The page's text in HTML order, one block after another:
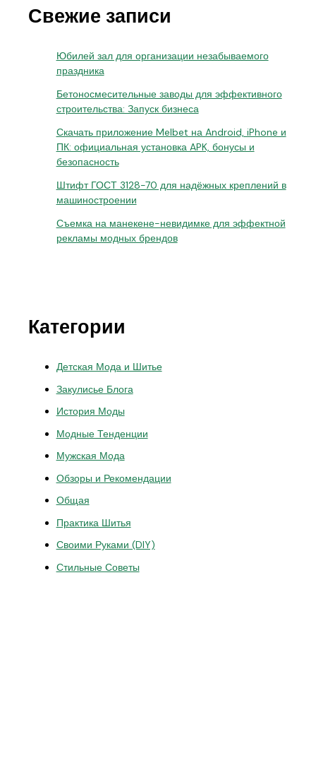
Свежие записи
Юбилей зал для организации незабываемого
праздника
Бетоносмесительные заводы для эффективного
строительства: Запуск бизнеса
Скачать приложение Melbet на Android, iPhone и
ПК: официальная установка APK, бонусы и
безопасность
Штифт ГОСТ 3128-70 для надёжных креплений в
машиностроении
Съемка на манекене-невидимке для эффектной
рекламы модных брендов
Категории
Детская Мода и Шитье
Закулисье Блога
История Моды
Модные Тенденции
Мужская Мода
Обзоры и Рекомендации
Общая
Практика Шитья
Своими Руками (DIY)
Стильные Советы